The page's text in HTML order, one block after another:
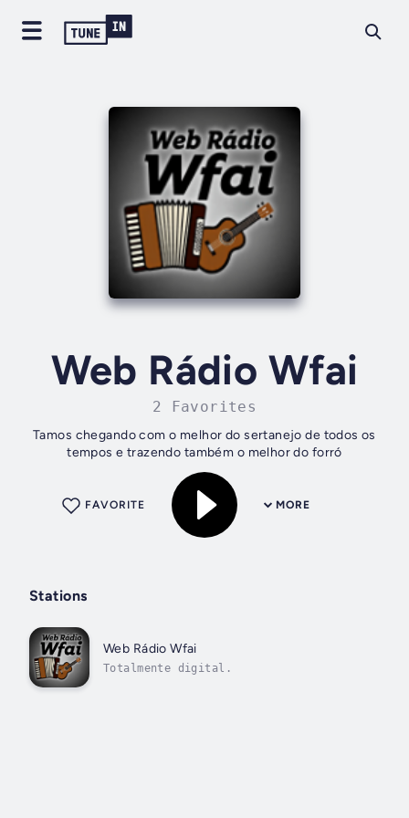
Web Rádio Wfai
2 Favorites
Tamos chegando com o melhor do sertanejo de todos os
tempos e trazendo também o melhor do forró
MORE
FAVORITE
Stations
Web Rádio Wfai
Totalmente digital.